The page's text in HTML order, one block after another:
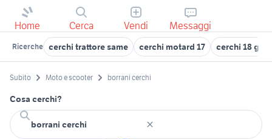
Home Cerca Vendi Messaggi
Ricerche cerchi trattore same cerchi motard 17 cerchi 18 golf
Subito Moto e scooter borrani cerchi
Cosa cerchi?